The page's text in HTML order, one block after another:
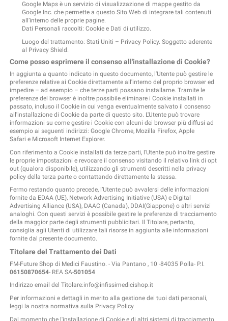
Google Maps è un servizio di visualizzazione di mappe gestito da
Google Inc. che permette a questo Sito Web di integrare tali contenuti
all’interno delle proprie pagine.
Dati Personali raccolti: Cookie e Dati di utilizzo.
Luogo del trattamento: Stati Uniti – Privacy Policy. Soggetto aderente
al Privacy Shield.
Come posso esprimere il consenso all'installazione di Cookie?
In aggiunta a quanto indicato in questo documento, l'Utente può gestire le
preferenze relative ai Cookie direttamente all'interno del proprio browser ed
impedire – ad esempio – che terze parti possano installarne. Tramite le
preferenze del browser è inoltre possibile eliminare i Cookie installati in
passato, incluso il Cookie in cui venga eventualmente salvato il consenso
all'installazione di Cookie da parte di questo sito. L'Utente può trovare
informazioni su come gestire i Cookie con alcuni dei browser più diffusi ad
esempio ai seguenti indirizzi: Google Chrome, Mozilla Firefox, Apple
Safari e Microsoft Internet Explorer.
Con riferimento a Cookie installati da terze parti, l'Utente può inoltre gestire
le proprie impostazioni e revocare il consenso visitando il relativo link di opt
out (qualora disponibile), utilizzando gli strumenti descritti nella privacy
policy della terza parte o contattando direttamente la stessa.
Fermo restando quanto precede, l’Utente può avvalersi delle informazioni
fornite da EDAA (UE), Network Advertising Initiative (USA) e Digital
Advertising Alliance (USA), DAAC (Canada), DDAI(Giappone) o altri servizi
analoghi. Con questi servizi è possibile gestire le preferenze di tracciamento
della maggior parte degli strumenti pubblicitari. Il Titolare, pertanto,
consiglia agli Utenti di utilizzare tali risorse in aggiunta alle informazioni
fornite dal presente documento.
Titolare del Trattamento dei Dati
FM-Future Shop di Medici Faustino. - Via Pantano , 10 -84035 Polla- P.I.
06150870654- REA SA-501054
Indirizzo email del Titolare:info@infissimedicishop.it
Per informazioni e dettagli in merito alla gestione dei tuoi dati personali,
leggi la nostra normativa sulla Privacy Policy
Dal momento che l'installazione di Cookie e di altri sistemi di tracciamento